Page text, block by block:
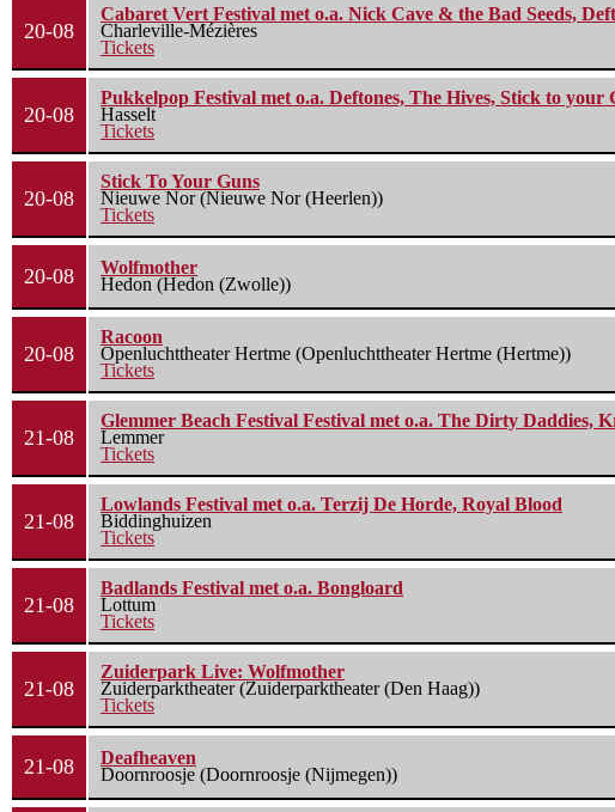
20-08
Cabaret Vert Festival met o.a. Nick Cave & the Bad Seeds,
Charleville-Mézières
Tickets
20-08
Pukkelpop Festival met o.a. Deftones, The Hives, Stick to your
Hasselt
Tickets
20-08
Stick To Your Guns
Nieuwe Nor (Nieuwe Nor (Heerlen))
Tickets
20-08
Wolfmother
Hedon (Hedon (Zwolle))
20-08
Racoon
Openluchttheater Hertme (Openluchttheater Hertme (Hertme))
Tickets
21-08
Glemmer Beach Festival Festival met o.a. The Dirty Daddies,
Lemmer
Tickets
21-08
Lowlands Festival met o.a. Terzij De Horde, Royal Blood
Biddinghuizen
Tickets
21-08
Badlands Festival met o.a. Bongloard
Lottum
Tickets
21-08
Zuiderpark Live: Wolfmother
Zuiderparktheater (Zuiderparktheater (Den Haag))
Tickets
21-08
Deafheaven
Doornroosje (Doornroosje (Nijmegen))